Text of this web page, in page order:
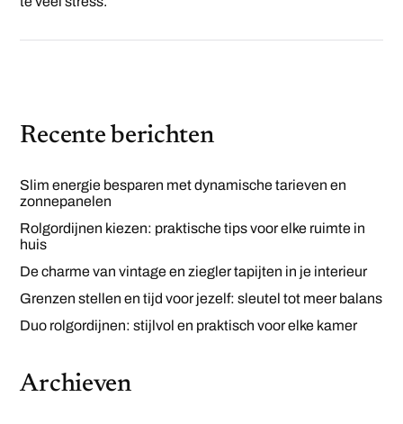
Recente berichten
Slim energie besparen met dynamische tarieven en
zonnepanelen
Rolgordijnen kiezen: praktische tips voor elke ruimte in
huis
De charme van vintage en ziegler tapijten in je interieur
Grenzen stellen en tijd voor jezelf: sleutel tot meer balans
Duo rolgordijnen: stijlvol en praktisch voor elke kamer
Archieven